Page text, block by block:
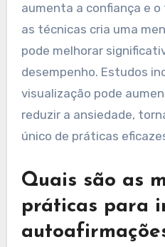
aumenta a confiança e
as técnicas cria uma
pode melhorar
desempenho. Estudos
visualização pode
reduzir a ansiedade,
único de práticas
Quais são as
práticas para